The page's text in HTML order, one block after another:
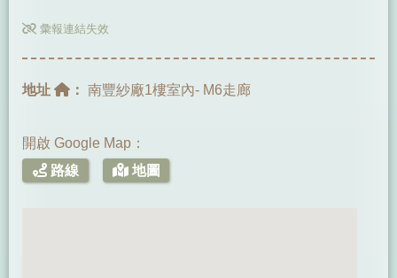
彙報連結失效
地址 ： 南豐紗廠1樓室內- M6走廊
開啟 Google Map：
路線
地圖